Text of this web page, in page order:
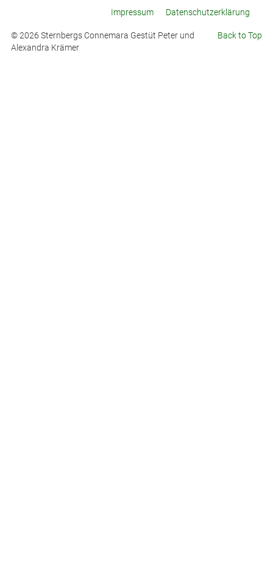
Impressum Datenschutzerklärung
Back to Top
© 2026 Sternbergs Connemara Gestüt Peter und
Alexandra Krämer